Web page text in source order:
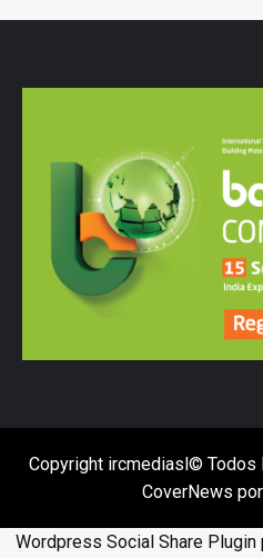
Copyright ircmediasl© Todos
CoverNews
Wordpress Social Share Plugin